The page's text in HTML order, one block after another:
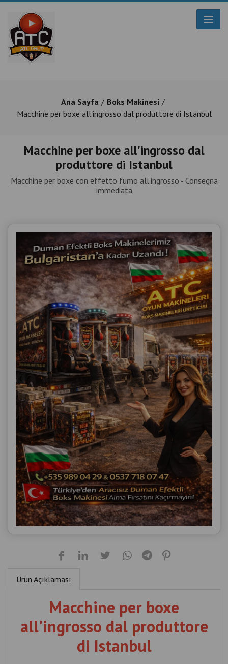
Ana Sayfa
Boks Makinesi
Macchine per boxe all'ingrosso dal produttore di Istanbul
Macchine per boxe all'ingrosso dal
produttore di Istanbul
Macchine per boxe con effetto fumo all'ingrosso - Consegna
immediata
Ürün Açıklaması
Macchine per boxe
all'ingrosso dal produttore
di Istanbul